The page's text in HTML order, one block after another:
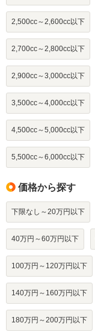
2,500cc～2,600cc以下
2,700cc～2,800cc以下
2,900cc～3,000cc以下
3,500cc～4,000cc以下
4,500cc～5,000cc以下
5,500cc～6,000cc以下
価格から探す
下限なし～20万円以下
40万円～60万円以下
100万円～120万円以下
140万円～160万円以下
180万円～200万円以下